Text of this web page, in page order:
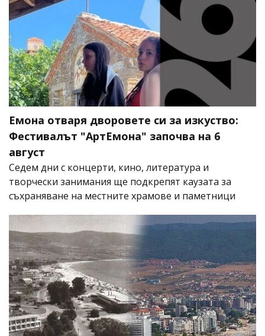
Емона отваря дворовете си за изкуство:
Фестивалът "АртЕмона" започва на 6
август
Седем дни с концерти, кино, литература и
творчески занимания ще подкрепят каузата за
съхраняване на местните храмове и паметници